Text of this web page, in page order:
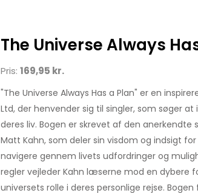
The Universe Always
Pris: 169,95 kr.
"The Universe Always Has a Plan" er en
Ltd, der henvender sig til singler, som søger
deres liv. Bogen er skrevet af den
Matt Kahn, som deler sin visdom og indsigt
navigere gennem livets udfordringer og
regler vejleder Kahn læserne mod en dybere
universets rolle i deres personlige rejse.